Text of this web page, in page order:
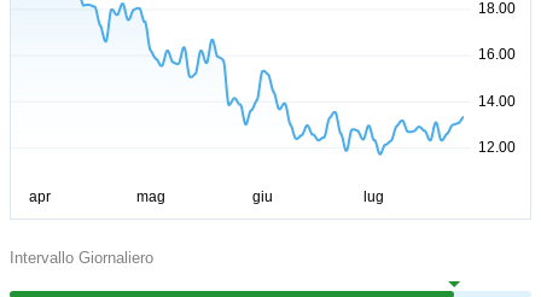
Intervallo Giornaliero